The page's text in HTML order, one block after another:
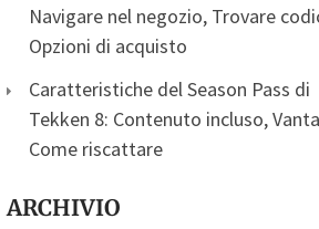
Navigare nel negozio, Trovare
Opzioni di acquisto
Caratteristiche del Season Pass di
Tekken 8: Contenuto incluso,
Come riscattare
ARCHIVIO